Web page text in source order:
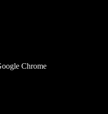
Chrome